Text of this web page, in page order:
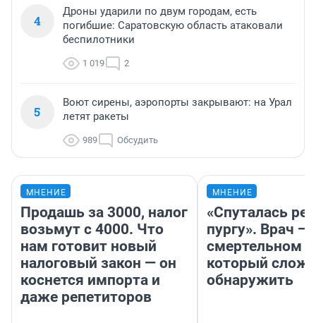
4
Дроны ударили по двум городам, есть
погибшие: Саратовскую область атаковали
беспилотники
1 019 2
5
Воют сирены, аэропорты закрывают: на Урал
летят ракеты
989 Обсудить
МНЕНИЕ
Продашь за 3000, налог
возьмут с 4000. Что
нам готовит новый
налоговый закон — он
коснется импорта и
даже репетиторов
МНЕНИЕ
«Спуталась
пургу». Врач —
смертельном
который
обнаружить